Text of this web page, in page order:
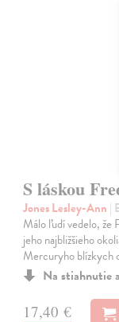
S láskou
Jones Lesley-Ann |
Málo ľudí vedelo, že
jeho najbližšieho
Mercuryho blízkych
Na stiahnutie
17,40 €